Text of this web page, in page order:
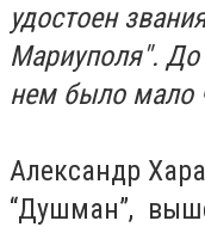
удостоен
Мариуполя". До
нем было мало
Александр
“Душман”,